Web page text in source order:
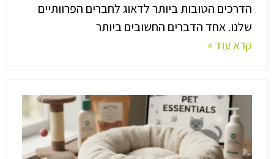
הדרכים הטובות ביותר לדאוג לחברים הפרוותיים
שלנו. אחד הדברים החשובים ביותר
קרא עוד »